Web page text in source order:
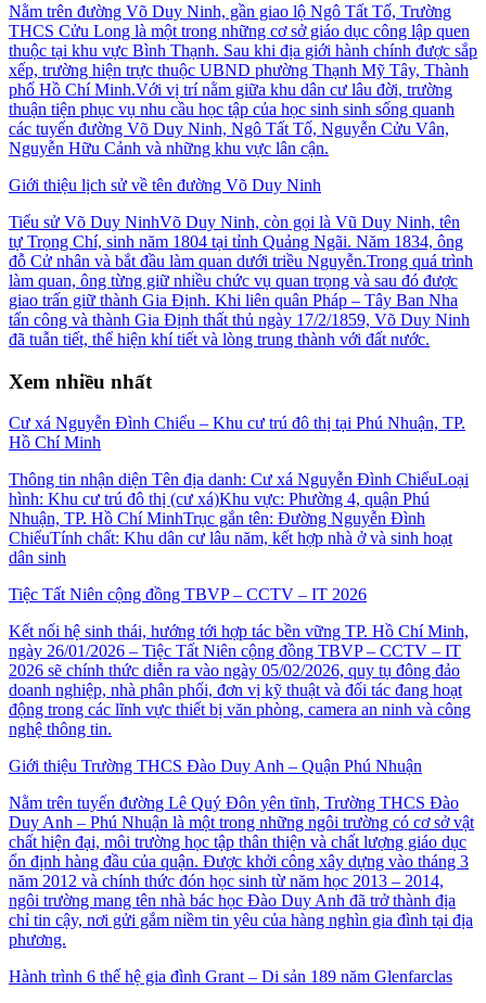
Nằm trên đường Võ Duy Ninh, gần giao lộ Ngô Tất Tố, Trường
THCS Cửu Long là một trong những cơ sở giáo dục công lập quen
thuộc tại khu vực Bình Thạnh. Sau khi địa giới hành chính được sắp
xếp, trường hiện trực thuộc UBND phường Thạnh Mỹ Tây, Thành
phố Hồ Chí Minh.Với vị trí nằm giữa khu dân cư lâu đời, trường
thuận tiện phục vụ nhu cầu học tập của học sinh sinh sống quanh
các tuyến đường Võ Duy Ninh, Ngô Tất Tố, Nguyễn Cửu Vân,
Nguyễn Hữu Cảnh và những khu vực lân cận.
Giới thiệu lịch sử về tên đường Võ Duy Ninh
Tiểu sử Võ Duy NinhVõ Duy Ninh, còn gọi là Vũ Duy Ninh, tên
tự Trọng Chí, sinh năm 1804 tại tỉnh Quảng Ngãi. Năm 1834, ông
đỗ Cử nhân và bắt đầu làm quan dưới triều Nguyễn.Trong quá trình
làm quan, ông từng giữ nhiều chức vụ quan trọng và sau đó được
giao trấn giữ thành Gia Định. Khi liên quân Pháp – Tây Ban Nha
tấn công và thành Gia Định thất thủ ngày 17/2/1859, Võ Duy Ninh
đã tuẫn tiết, thể hiện khí tiết và lòng trung thành với đất nước.
Xem nhiều nhất
Cư xá Nguyễn Đình Chiểu – Khu cư trú đô thị tại Phú Nhuận, TP.
Hồ Chí Minh
Thông tin nhận diện Tên địa danh: Cư xá Nguyễn Đình ChiểuLoại
hình: Khu cư trú đô thị (cư xá)Khu vực: Phường 4, quận Phú
Nhuận, TP. Hồ Chí MinhTrục gắn tên: Đường Nguyễn Đình
ChiểuTính chất: Khu dân cư lâu năm, kết hợp nhà ở và sinh hoạt
dân sinh
Tiệc Tất Niên cộng đồng TBVP – CCTV – IT 2026
Kết nối hệ sinh thái, hướng tới hợp tác bền vững TP. Hồ Chí Minh,
ngày 26/01/2026 – Tiệc Tất Niên cộng đồng TBVP – CCTV – IT
2026 sẽ chính thức diễn ra vào ngày 05/02/2026, quy tụ đông đảo
doanh nghiệp, nhà phân phối, đơn vị kỹ thuật và đối tác đang hoạt
động trong các lĩnh vực thiết bị văn phòng, camera an ninh và công
nghệ thông tin.
Giới thiệu Trường THCS Đào Duy Anh – Quận Phú Nhuận
Nằm trên tuyến đường Lê Quý Đôn yên tĩnh, Trường THCS Đào
Duy Anh – Phú Nhuận là một trong những ngôi trường có cơ sở vật
chất hiện đại, môi trường học tập thân thiện và chất lượng giáo dục
ổn định hàng đầu của quận. Được khởi công xây dựng vào tháng 3
năm 2012 và chính thức đón học sinh từ năm học 2013 – 2014,
ngôi trường mang tên nhà bác học Đào Duy Anh đã trở thành địa
chỉ tin cậy, nơi gửi gắm niềm tin yêu của hàng nghìn gia đình tại địa
phương.
Hành trình 6 thế hệ gia đình Grant – Di sản 189 năm Glenfarclas